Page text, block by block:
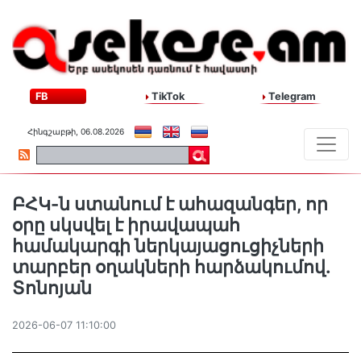
FB TikTok Telegram
Հինգշաբթի, 06.08.2026
ԲՀԿ-ն ստանում է ահազանգեր, որ
օրը սկսվել է իրավապահ
համակարգի ներկայացուցիչների
տարբեր օղակների հարձակումով.
Տոնոյան
2026-06-07 11:10:00